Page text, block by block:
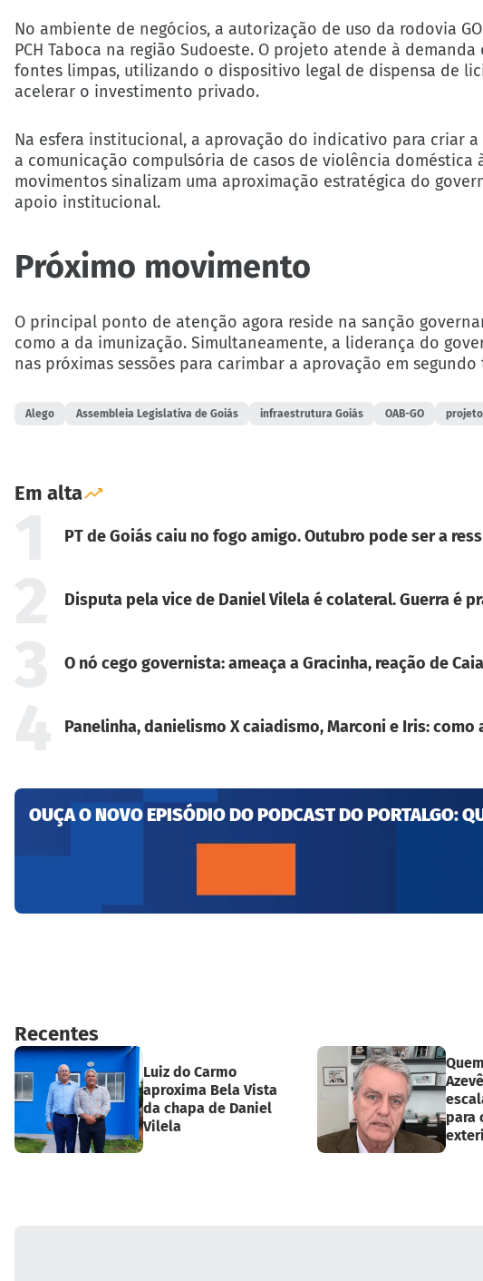
No ambiente de negócios, a autorização de uso da rodovia
PCH Taboca na região Sudoeste. O projeto atende à
fontes limpas, utilizando o dispositivo legal de dispensa de
acelerar o investimento privado.
Na esfera institucional, a aprovação do indicativo para criar
a comunicação compulsória de casos de violência doméstica
movimentos sinalizam uma aproximação estratégica do
apoio institucional.
Próximo movimento
O principal ponto de atenção agora reside na sanção
como a da imunização. Simultaneamente, a liderança do
nas próximas sessões para carimbar a aprovação em
Alego Assembleia Legislativa de Goiás infraestrutura Goiás OAB-GO
Em alta
PT de Goiás caiu no fogo amigo. Outubro pode ser a
Disputa pela vice de Daniel Vilela é colateral. Guerra é
O nó cego governista: ameaça a Gracinha, reação de
Panelinha, danielismo X caiadismo, Marconi e Iris: como
OUÇA O NOVO EPISÓDIO DO PODCAST DO PORTALGO:
Recentes
Luiz do Carmo
aproxima Bela Vista
da chapa de Daniel
Vilela
para